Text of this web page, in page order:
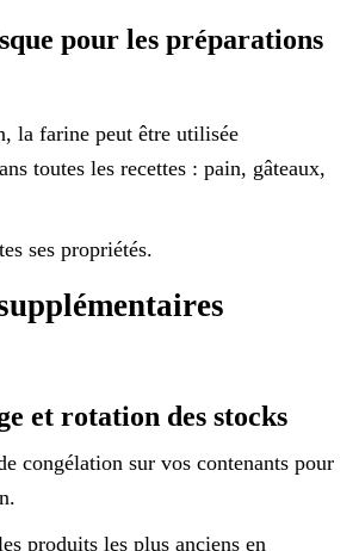
pour les préparations
la farine peut être utilisée
toutes les recettes : pain, gâteaux,
ses propriétés.
et rotation des stocks
congélation sur vos contenants pour
produits les plus anciens en